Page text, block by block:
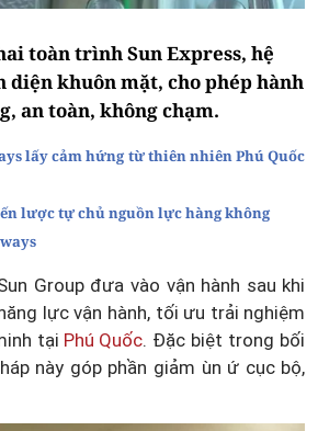
toàn trình Sun Express, hệ
diện khuôn mặt, cho phép hành
an toàn, không chạm.
lấy cảm hứng từ thiên nhiên Phú Quốc
lược tự chủ nguồn lực hàng không
Group đưa vào vận hành sau khi
lực vận hành, tối ưu trải nghiệm
tại Phú Quốc. Đặc biệt trong bối
này góp phần giảm ùn ứ cục bộ,